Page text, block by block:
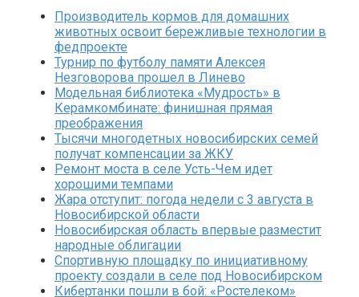
Производитель кормов для домашних
животных освоит бережливые технологии в
федпроекте
Турнир по футболу памяти Алексея
Незговорова прошел в Линево
Модельная библиотека «Мудрость» в
Керамкомбинате: финишная прямая
преображения
Тысячи многодетных новосибирских семей
получат компенсации за ЖКУ
Ремонт моста в селе Усть-Чем идет
хорошими темпами
Жара отступит: погода недели с 3 августа в
Новосибирской области
Новосибирская область впервые разместит
народные облигации
Спортивную площадку по инициативному
проекту создали в селе под Новосибирском
Кибертанки пошли в бой: «Ростелеком»